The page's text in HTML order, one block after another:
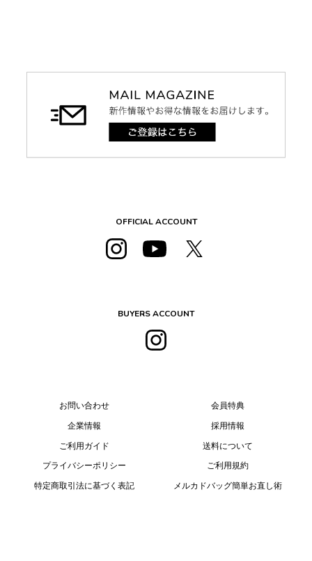
OFFICIAL ACCOUNT
BUYERS ACCOUNT
お問い合わせ
企業情報
ご利用ガイド
プライバシーポリシー
特定商取引法に基づく表記
会員特典
採用情報
送料について
ご利用規約
メルカドバッグ簡単お直し術